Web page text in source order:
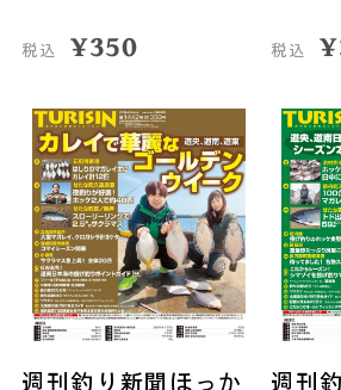
税込 ¥350 税込 ¥
週刊釣り新聞ほっか
週刊